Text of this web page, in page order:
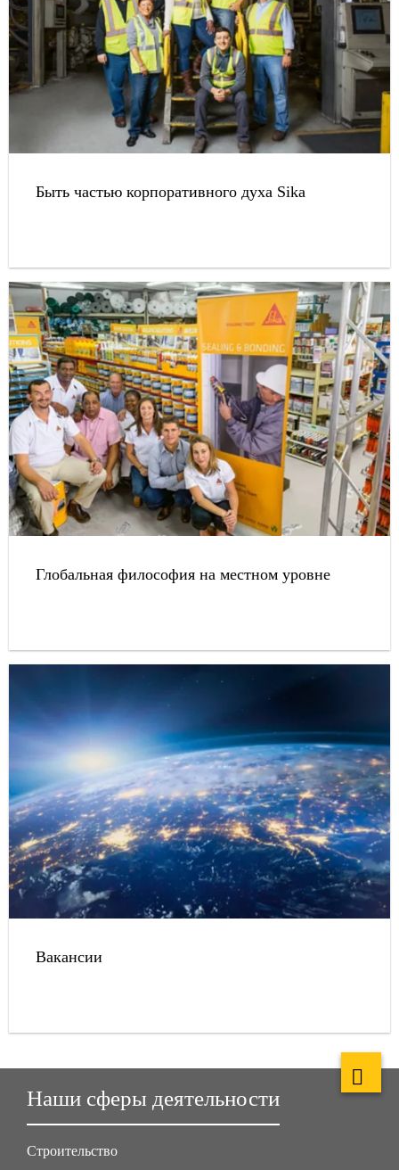
Быть частью корпоративного духа Sika
Глобальная философия на местном уровне
Вакансии
Наши сферы деятельности
Строительство